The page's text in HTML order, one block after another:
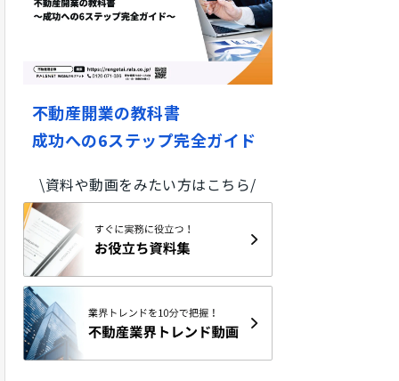
不動産開業の教科書
成功への6ステップ完全ガイド
\資料や動画をみたい方はこちら/